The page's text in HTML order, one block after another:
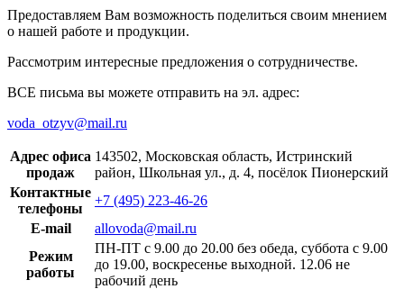
Предоставляем Вам возможность поделиться своим мнением
о нашей работе и продукции.
Рассмотрим интересные предложения о сотрудничестве.
ВСЕ письма вы можете отправить на эл. адрес:
voda_otzyv@mail.ru
Адрес офиса
продаж
143502, Московская область, Истринский
район, Школьная ул., д. 4, посёлок Пионерский
Контактные
телефоны
+7 (495) 223-46-26
E-mail
allovoda@mail.ru
Режим
работы
ПН-ПТ с 9.00 до 20.00 без обеда, суббота с 9.00
до 19.00, воскресенье выходной. 12.06 не
рабочий день